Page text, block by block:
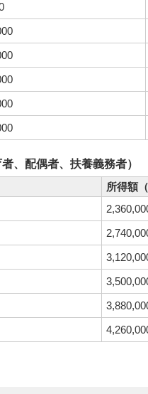
、配偶者、扶養義務者）
所得額